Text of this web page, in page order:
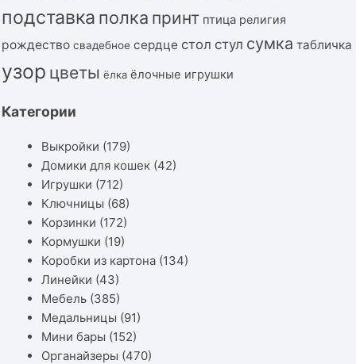
подставка полка принт птица религия
рождество свадебное сердце стол стул сумка табличка
узор цветы ёлка ёлочные игрушки
Категории
Выкройки (179)
Домики для кошек (42)
Игрушки (712)
Ключницы (68)
Корзинки (172)
Кормушки (19)
Коробки из картона (134)
Линейки (43)
Мебель (385)
Медальницы (91)
Мини бары (152)
Органайзеры (470)